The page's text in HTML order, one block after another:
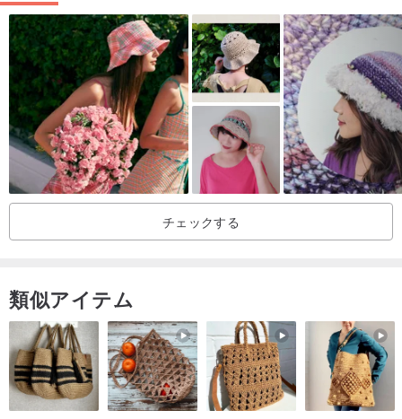
チェックする
類似アイテム